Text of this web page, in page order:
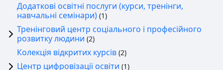
Додаткові освітні послуги (курси, тренінги,
навчальні семінари) (1)
Тренінговий центр соціального і професійного
розвитку людини (2)
Колекція відкритих курсів (2)
Центр цифровізації освіти (1)